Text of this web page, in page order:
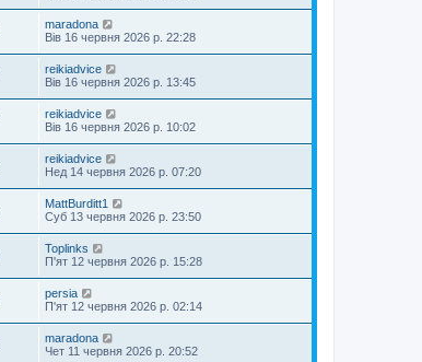
maradona
Вів 16 червня 2026 р. 22:28
reikiadvice
Вів 16 червня 2026 р. 13:45
reikiadvice
Вів 16 червня 2026 р. 10:02
reikiadvice
Нед 14 червня 2026 р. 07:20
MattBurditt1
Суб 13 червня 2026 р. 23:50
Toplinks
П'ят 12 червня 2026 р. 15:28
persia
П'ят 12 червня 2026 р. 02:14
maradona
Чет 11 червня 2026 р. 20:52